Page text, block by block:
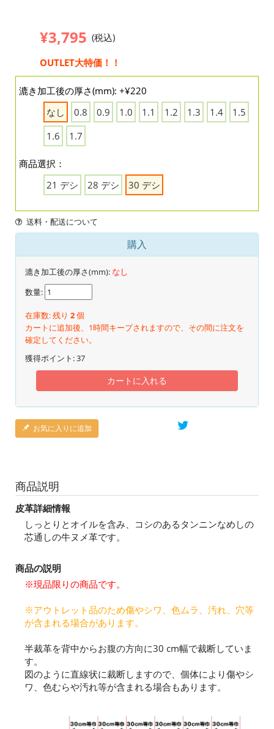
¥3,795 (税込)
OUTLET大特価！！
漉き加工後の厚さ(mm): +¥220
なし
0.8 0.9 1.0 1.1 1.2 1.3 1.4
1.5
1.6
1.7
商品選択：
21 デシ
28 デシ 30 デシ
送料・配送について
購入
漉き加工後の厚さ(mm):なし
数量:
在庫数: 残り 2個
カートに追加後、1時間キープされますので、その間に注文を
確定してください。
獲得ポイント:37
カートに入れる
お気に入りに追加
商品説明
皮革詳細情報
しっとりとオイルを含み、コシのあるタンニンなめしの
芯通しの牛ヌメ革です。
商品の説明
※現品限りの商品です。
※アウトレット品のため傷やシワ、色ムラ、汚れ、穴等
が含まれる場合があります。
半裁革を背中からお腹の方向に30 cm幅で裁断していま
す。
図のように直線状に裁断しますので、個体により傷やシ
ワ、色むらや汚れ等が含まれる場合もあります。